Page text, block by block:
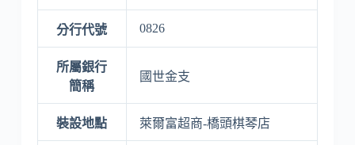
分行代號 0826
所屬銀行
簡稱
國世金支
裝設地點 萊爾富超商-橋頭棋琴店